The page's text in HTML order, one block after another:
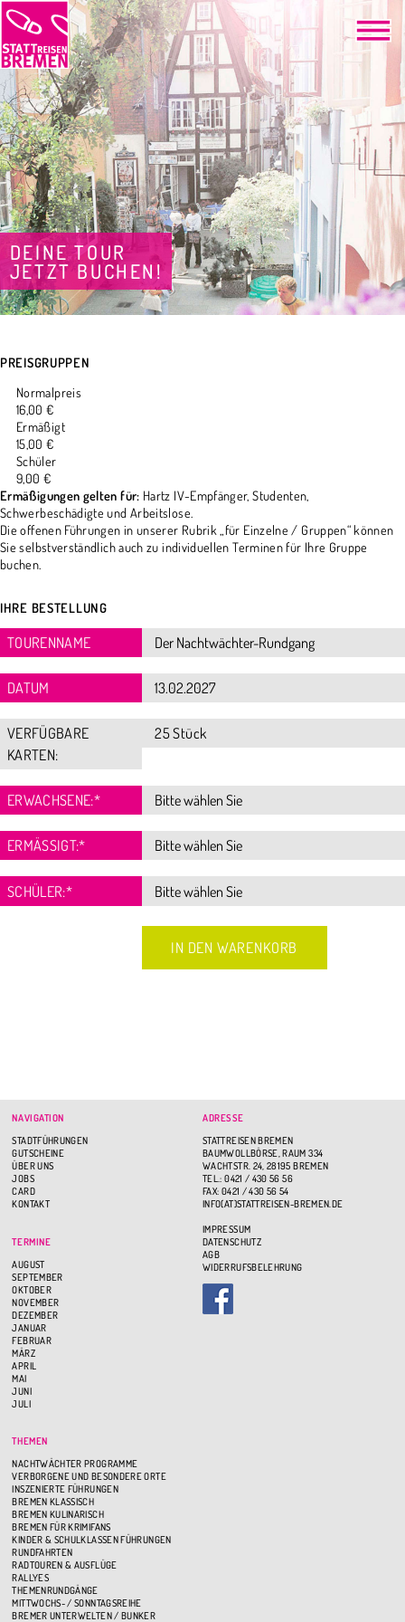
DEINE TOUR
JETZT BUCHEN!
PREISGRUPPEN
Normalpreis
16,00 €
Ermäßigt
15,00 €
Schüler
9,00 €
Ermäßigungen gelten für: Hartz IV-Empfänger, Studenten,
Schwerbeschädigte und Arbeitslose.
Die offenen Führungen in unserer Rubrik „für Einzelne / Gruppen“ können
Sie selbstverständlich auch zu individuellen Terminen für Ihre Gruppe
buchen.
IHRE BESTELLUNG
TOURENNAME
DATUM
VERFÜGBARE
KARTEN:
25 Stück
ERWACHSENE:*
ERMÄSSIGT:*
SCHÜLER:*
NAVIGATION
STADTFÜHRUNGEN
GUTSCHEINE
ÜBER UNS
JOBS
CARD
KONTAKT
TERMINE
AUGUST
SEPTEMBER
OKTOBER
NOVEMBER
DEZEMBER
JANUAR
FEBRUAR
MÄRZ
APRIL
MAI
JUNI
JULI
THEMEN
NACHTWÄCHTER PROGRAMME
VERBORGENE UND BESONDERE ORTE
INSZENIERTE FÜHRUNGEN
BREMEN KLASSISCH
BREMEN KULINARISCH
BREMEN FÜR KRIMIFANS
KINDER & SCHULKLASSEN FÜHRUNGEN
RUNDFAHRTEN
RADTOUREN & AUSFLÜGE
RALLYES
THEMENRUNDGÄNGE
MITTWOCHS- / SONNTAGSREIHE
BREMER UNTERWELTEN / BUNKER
ADRESSE
STATTREISEN BREMEN
BAUMWOLLBÖRSE, RAUM 334
WACHTSTR. 24, 28195 BREMEN
TEL.: 0421 / 430 56 56
FAX: 0421 / 430 56 54
INFO(AT)STATTREISEN-BREMEN.DE
IMPRESSUM
DATENSCHUTZ
AGB
WIDERRUFSBELEHRUNG